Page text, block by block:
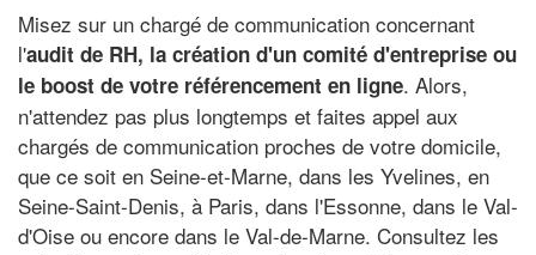
Misez sur un chargé de communication concernant
l'audit de RH, la création d'un comité d'entreprise ou
le boost de votre référencement en ligne. Alors,
n'attendez pas plus longtemps et faites appel aux
chargés de communication proches de votre domicile,
que ce soit en Seine-et-Marne, dans les Yvelines, en
Seine-Saint-Denis, à Paris, dans l'Essonne, dans le Val-
d'Oise ou encore dans le Val-de-Marne. Consultez les